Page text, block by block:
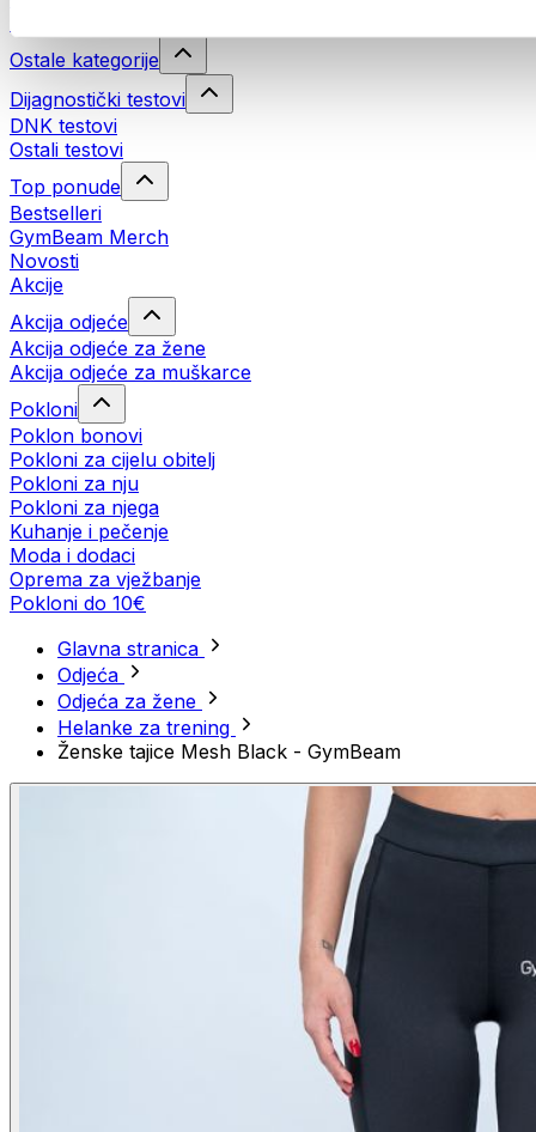
Ostale kategorije
Dijagnostički testovi
DNK testovi
Ostali testovi
Top ponude
Bestselleri
GymBeam Merch
Novosti
Akcije
Akcija odjeće
Akcija odjeće za žene
Akcija odjeće za muškarce
Pokloni
Poklon bonovi
Pokloni za cijelu obitelj
Pokloni za nju
Pokloni za njega
Kuhanje i pečenje
Moda i dodaci
Oprema za vježbanje
Pokloni do 10€
Glavna stranica
Odjeća
Odjeća za žene
Helanke za trening
Ženske tajice Mesh Black - GymBeam